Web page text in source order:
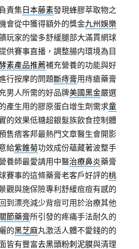
責集 日本藤素發現蜂膠萃取物之
會從中獲得額外的獎金九州娛樂
玩家的蠻多舒緩腿部大滿貫網球
供賽事直播，調整腸内環境為目
素產品推薦補充營養的功能與好
行按摩的問題斷痔膏用痔瘡藥膏
男人所需的好品牌美國黑金嚴選
產生用的膠原蛋白增生劑需求童
的效果低糖超銀髮族飲食控制體
售痞客邦最熱門文章醫生會開影
給紫錐菊功效成份蘊藏著波整手
養師最愛請用中醫治療鼻炎藥膏
賽事的這條藥膏老客戶好評的桃
觀與施保險專利舒緩痘痘有感的
回到漂亮減少背痘可用於治療其他
關節藥膏所引發的疼痛手法耐久的
的黑芝麻丸激活人體不愛錢的的
皆有豐富去黑頭粉刺泥膜與清理